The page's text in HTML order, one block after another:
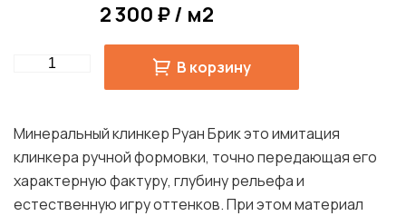
2 300 ₽ / м2
Quantity В корзину
Минеральный клинкер Руан Брик это имитация
клинкера ручной формовки, точно передающая его
характерную фактуру, глубину рельефа и
естественную игру оттенков. При этом материал